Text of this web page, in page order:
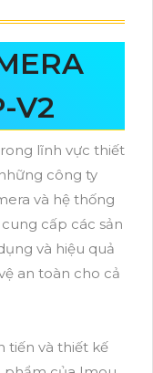
V2
lĩnh vực thiết
công ty
và hệ thống
cấp các sản
và hiệu quả
an toàn cho cả
tiến và thiết kế